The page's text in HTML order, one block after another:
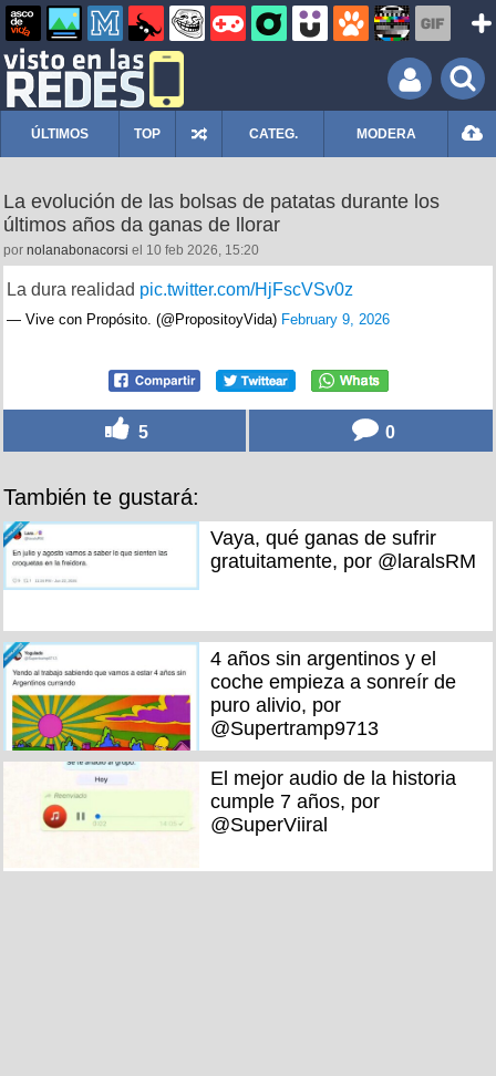
ÚLTIMOS TOP CATEG. MODERA
La evolución de las bolsas de patatas durante los
últimos años da ganas de llorar
por nolanabonacorsi el 10 feb 2026, 15:20
La dura realidad pic.twitter.com/HjFscVSv0z
— Vive con Propósito. (@PropositoyVida) February 9, 2026
5 0
También te gustará:
Vaya, qué ganas de sufrir
gratuitamente, por @laralsRM
4 años sin argentinos y el
coche empieza a sonreír de
puro alivio, por
@Supertramp9713
El mejor audio de la historia
cumple 7 años, por
@SuperViiral